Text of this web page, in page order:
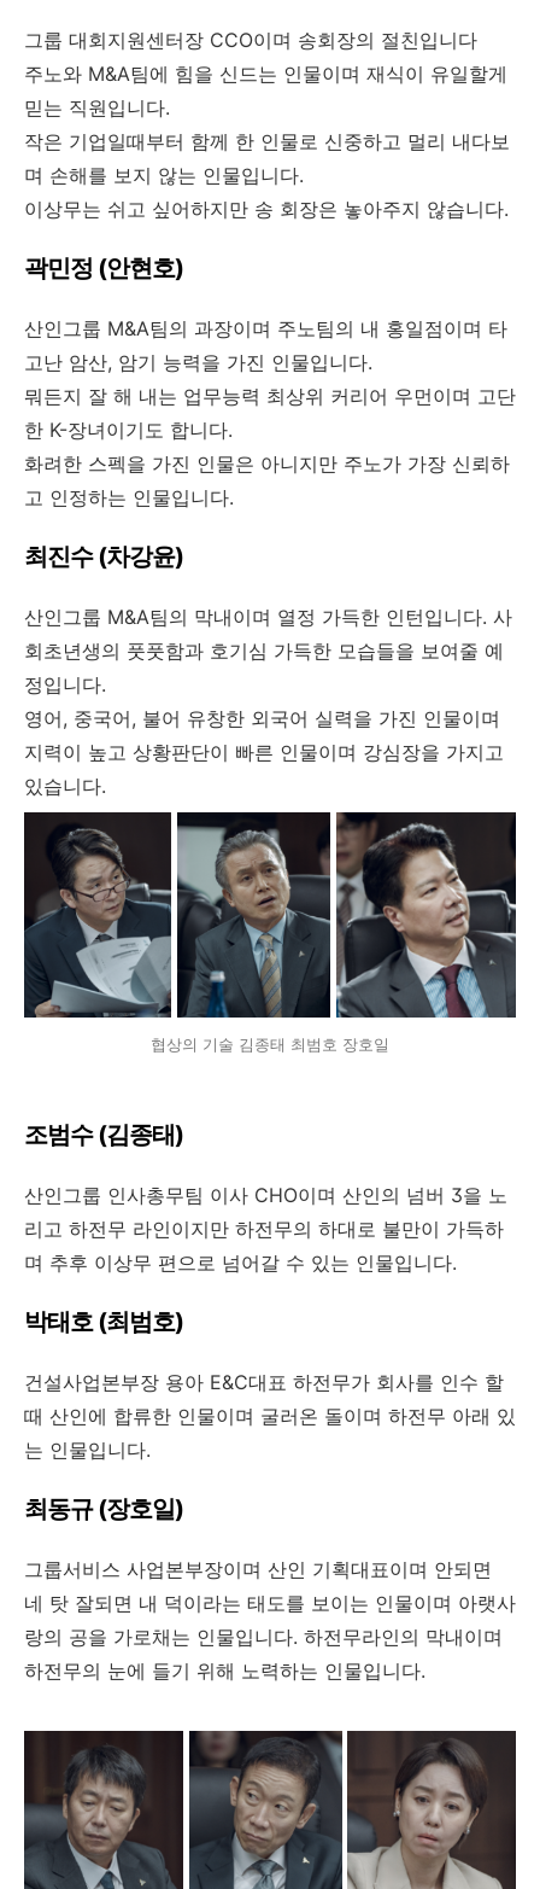
그룹 대회지원센터장 CCO이며 송회장의 절친입니다
주노와 M&A팀에 힘을 신드는 인물이며 재식이 유일할게
믿는 직원입니다.
작은 기업일때부터 함께 한 인물로 신중하고 멀리 내다보
며 손해를 보지 않는 인물입니다.
이상무는 쉬고 싶어하지만 송 회장은 놓아주지 않습니다.
곽민정 (안현호)
산인그룹 M&A팀의 과장이며 주노팀의 내 홍일점이며 타
고난 암산, 암기 능력을 가진 인물입니다.
뭐든지 잘 해 내는 업무능력 최상위 커리어 우먼이며 고단
한 K-장녀이기도 합니다.
화려한 스펙을 가진 인물은 아니지만 주노가 가장 신뢰하
고 인정하는 인물입니다.
최진수 (차강윤)
산인그룹 M&A팀의 막내이며 열정 가득한 인턴입니다. 사
회초년생의 풋풋함과 호기심 가득한 모습들을 보여줄 예
정입니다.
영어, 중국어, 불어 유창한 외국어 실력을 가진 인물이며
지력이 높고 상황판단이 빠른 인물이며 강심장을 가지고
있습니다.
협상의 기술 김종태 최범호 장호일
조범수 (김종태)
산인그룹 인사총무팀 이사 CHO이며 산인의 넘버 3을 노
리고 하전무 라인이지만 하전무의 하대로 불만이 가득하
며 추후 이상무 편으로 넘어갈 수 있는 인물입니다.
박태호 (최범호)
건설사업본부장 용아 E&C대표 하전무가 회사를 인수 할
때 산인에 합류한 인물이며 굴러온 돌이며 하전무 아래 있
는 인물입니다.
최동규 (장호일)
그룹서비스 사업본부장이며 산인 기획대표이며 안되면
네 탓 잘되면 내 덕이라는 태도를 보이는 인물이며 아랫사
랑의 공을 가로채는 인물입니다. 하전무라인의 막내이며
하전무의 눈에 들기 위해 노력하는 인물입니다.